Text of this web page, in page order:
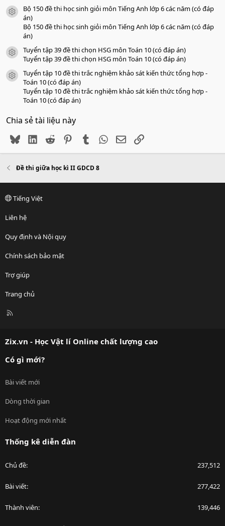
icon tài liệu
Bộ 150 đề thi học sinh giỏi môn Tiếng Anh lớp 6 các năm (có đáp
án)
Bộ 150 đề thi học sinh giỏi môn Tiếng Anh lớp 6 các năm (có đáp
án)
icon tài liệu
Tuyển tập 39 đề thi chọn HSG môn Toán 10 (có đáp án)
Tuyển tập 39 đề thi chọn HSG môn Toán 10 (có đáp án)
icon tài liệu
Tuyển tập 10 đề thi trắc nghiệm khảo sát kiến thức tổng hợp -
Toán 10 (có đáp án)
Tuyển tập 10 đề thi trắc nghiệm khảo sát kiến thức tổng hợp -
Toán 10 (có đáp án)
Chia sẻ tài liệu này
BlueskyLinkedIn
Reddit PinterestTumblr WhatsApp
EmailLink
Đề thi giữa học kì II GDCD 8
Tiếng Việt
Liên hệ
Quy định và Nội quy
Chính sách bảo mật
Trợ giúp
Trang chủ
R
Zix.vn - Học Vật lí Online chất lượng cao
Có gì mới?
Bài viết mới
Dòng thời gian
Hoạt động mới nhất
Thống kê diễn đàn
Chủ đề 237,512
Bài viết 277,422
Thành viên 139,446